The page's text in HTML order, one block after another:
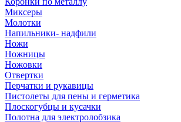
Миксеры
Молотки
Напильники- надфили
Ножи
Ножницы
Ножовки
Отвертки
Перчатки и рукавицы
Пистолеты для пены и герметика
Плоскогубцы и кусачки
Полотна для электролобзика